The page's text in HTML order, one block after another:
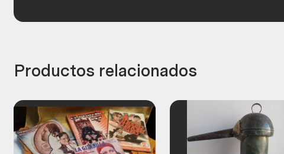
Productos relacionados